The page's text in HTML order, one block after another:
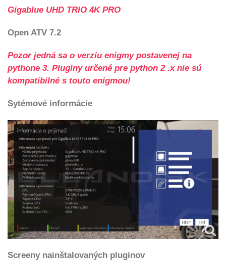
Gigablue UHD TRIO 4K PRO
Open ATV 7.2
Pozor jedná sa o verziu enigmy postavenej na
pythone 3. Pluginy určené pre python 2 .x nie sú
kompatibilné s touto enigmou!
Sytémové informácie
Screeny nainštalovaných pluginov